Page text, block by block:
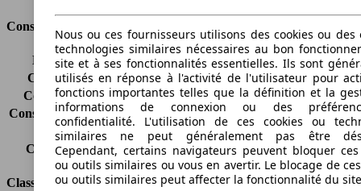
Consommation
Émissions de CO2*
119 g/km (komb.)
Consommation (ville)
4.8 l/100km
Consommation (route)
4.3 l/100km
Consommation (combinée)*
4.5 l/100km
Classe d'émissions
Euro 5
Capacité du réservoir
58 l
Classes d'assurance
Nous ou ces fournisseurs utilisons des cookies ou des
technologies similaires nécessaires au bon
site et à ses fonctionnalités essentielles. Ils sont
utilisés en réponse à l'activité de l'utilisateur pour
fonctions importantes telles que la définition et la
informations de connexion ou des
confidentialité. L'utilisation de ces cookies ou
similaires ne peut généralement pas être
Cependant, certains navigateurs peuvent bloquer ces
ou outils similaires ou vous en avertir. Le blocage de
ou outils similaires peut affecter la fonctionnalité du